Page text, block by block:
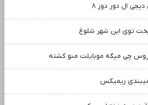
ال دور دور ۸
توی این شهر شلوغ
چی میگه موبایلت منو کشته
میبندی ریمیکس